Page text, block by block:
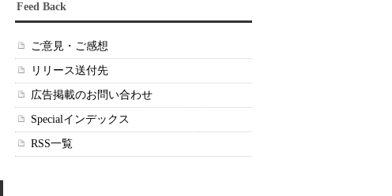
Feed Back
ご意見・ご感想
リリース送付先
広告掲載のお問い合わせ
Specialインデックス
RSS一覧